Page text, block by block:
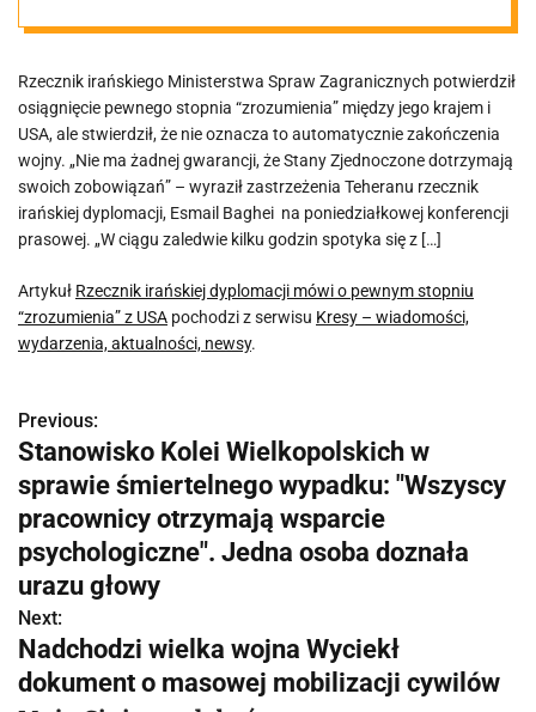
pewnym
stopniu
“zrozumienia” z
USA
Rzecznik irańskiego Ministerstwa Spraw Zagranicznych potwierdził
osiągnięcie pewnego stopnia “zrozumienia” między jego krajem i
USA, ale stwierdził, że nie oznacza to automatycznie zakończenia
wojny. „Nie ma żadnej gwarancji, że Stany Zjednoczone dotrzymają
swoich zobowiązań” – wyraził zastrzeżenia Teheranu rzecznik
irańskiej dyplomacji, Esmail Baghei na poniedziałkowej konferencji
prasowej. „W ciągu zaledwie kilku godzin spotyka się z […]
Artykuł Rzecznik irańskiej dyplomacji mówi o pewnym stopniu
“zrozumienia” z USA pochodzi z serwisu Kresy – wiadomości,
wydarzenia, aktualności, newsy.
N
a
w
i
g
a
c
Previous:
Stanowisko Kolei Wielkopolskich w
sprawie śmiertelnego wypadku: "Wszyscy
pracownicy otrzymają wsparcie
psychologiczne". Jedna osoba doznała
urazu głowy
Next:
Nadchodzi wielka wojna Wyciekł
dokument o masowej mobilizacji cywilów